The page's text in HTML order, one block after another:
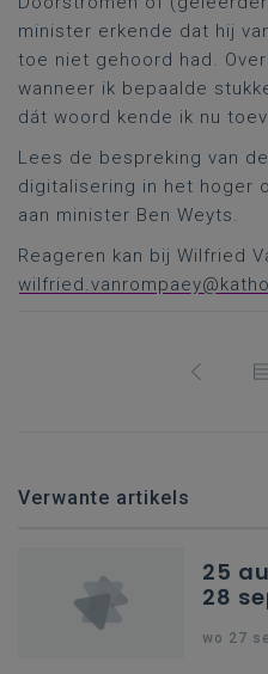
minister erkende dat hij
toe niet gehoord had.
wanneer ik bepaalde
dát woord kende ik nu
Lees de bespreking van de
digitalisering in het hoger
aan minister Ben Weyts.
Reageren kan bij Wilfried
Verwante artikels
25
28
wo 27